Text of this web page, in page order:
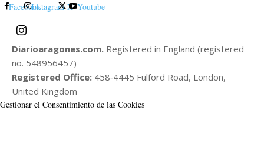
FacebookInstagram X Youtube
Diarioaragones.com. Registered in England (registered
no. 548956457)
Registered Office: 458‑4445 Fulford Road, London,
United Kingdom
Gestionar el Consentimiento de las Cookies